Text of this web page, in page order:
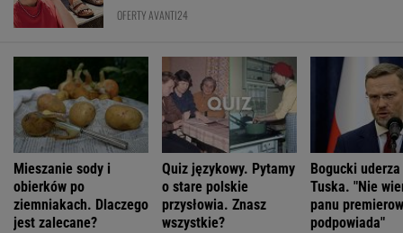
OFERTY AVANTI24
Mieszanie sody i
obierków po
ziemniakach. Dlaczego
jest zalecane?
Quiz językowy. Pytamy
o stare polskie
przysłowia. Znasz
wszystkie?
Bogucki
Tuska. "Nie
panu
podpowiada"